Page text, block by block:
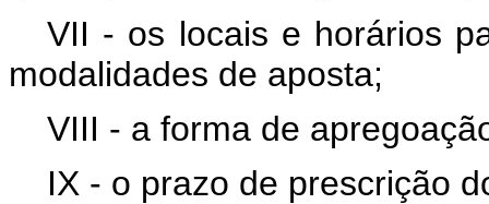
VII - os locais e horários
modalidades de aposta;
VIII - a forma de
IX - o prazo de prescrição